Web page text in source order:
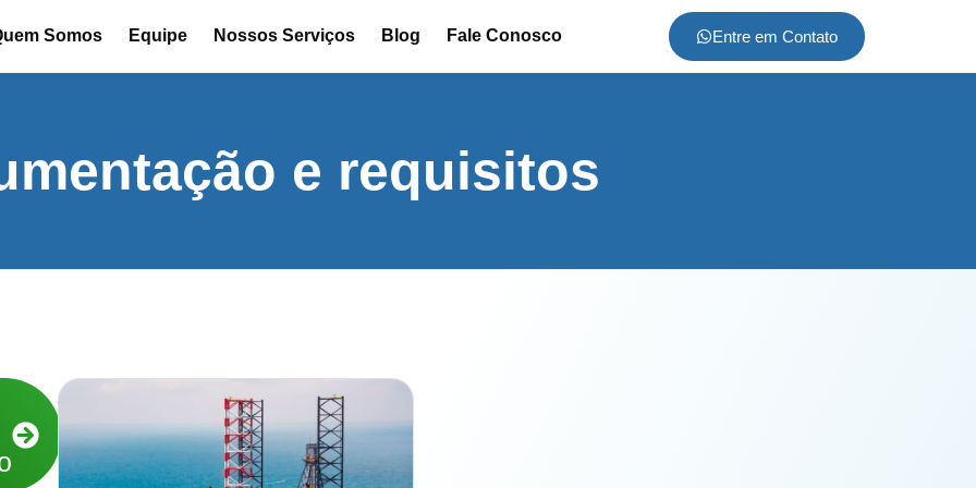
Somos Equipe Nossos Serviços Blog Fale Conosco Entre em Contato
e requisitos